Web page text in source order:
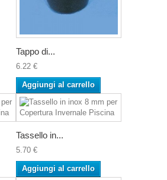
Tappo di...
6.22 €
Aggiungi al carrello
Tassello in...
5.70 €
Aggiungi al carrello